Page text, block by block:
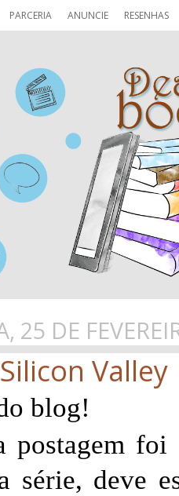
PARCERIA ANUNCIE RESENHAS
25 DE
Valley
blog!
postagem
série, deve